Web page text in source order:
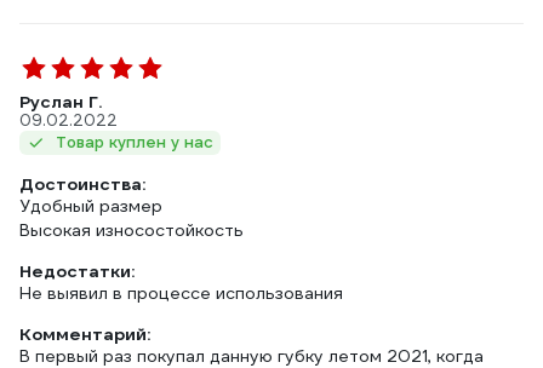
Руслан Г.
09.02.2022
Товар куплен у нас
Достоинства:
Удобный размер
Высокая износостойкость
Недостатки:
Не выявил в процессе использования
Комментарий:
В первый раз покупал данную губку летом 2021, когда